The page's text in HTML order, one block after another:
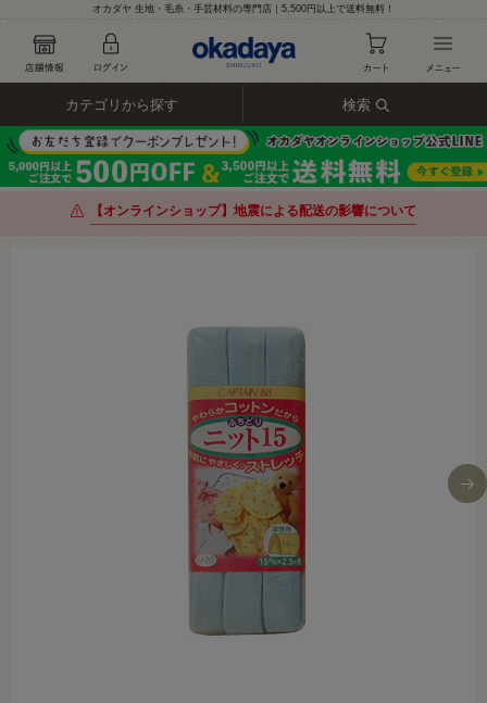
オカダヤ 生地・毛糸・手芸材料の専門店｜5,500円以上で送料無料！
カテゴリから探す 検索
【オンラインショップ】地震による配送の影響について